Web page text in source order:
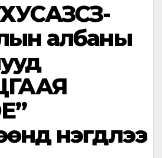
албаны
нэгдлээ